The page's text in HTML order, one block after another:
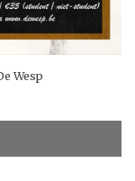
Wesp